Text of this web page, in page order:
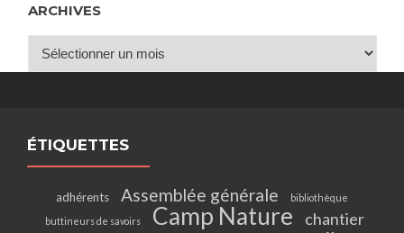
ARCHIVES
ÉTIQUETTES
adhérents Assemblée générale
bibliothèque
buttineurs de savoirs
Camp Nature
chantier